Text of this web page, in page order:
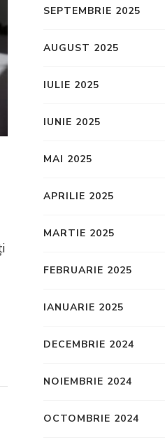
SEPTEMBRIE 2025
AUGUST 2025
IULIE 2025
IUNIE 2025
MAI 2025
APRILIE 2025
MARTIE 2025
FEBRUARIE 2025
IANUARIE 2025
DECEMBRIE 2024
NOIEMBRIE 2024
OCTOMBRIE 2024